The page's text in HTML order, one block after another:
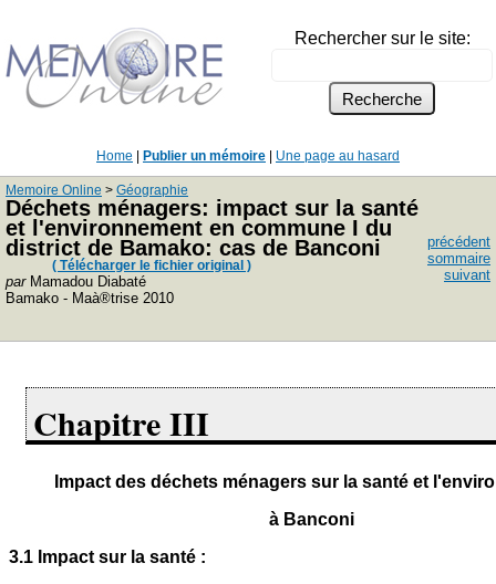
Rechercher sur le site:
Home Publier un mémoire Une page au hasard
Memoire Online > Géographie
Déchets ménagers: impact sur la santé
et l'environnement en commune I du
district de Bamako: cas de Banconi
( Télécharger le fichier original )
parMamadou Diabaté
Bamako - Maà®trise 2010
précédent
sommaire
suivant
Chapitre III
Impact des déchets ménagers sur la santé et
à Banconi
3.1 Impact sur la santé :